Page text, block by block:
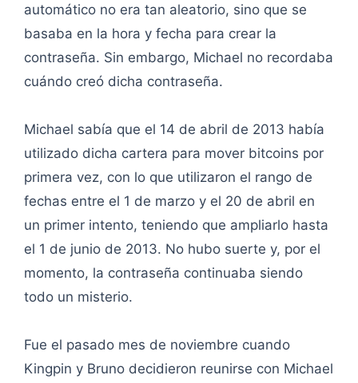
automático no era tan aleatorio, sino que se
basaba en la hora y fecha para crear la
contraseña. Sin embargo, Michael no recordaba
cuándo creó dicha contraseña.
Michael sabía que el 14 de abril de 2013 había
utilizado dicha cartera para mover bitcoins por
primera vez, con lo que utilizaron el rango de
fechas entre el 1 de marzo y el 20 de abril en
un primer intento, teniendo que ampliarlo hasta
el 1 de junio de 2013. No hubo suerte y, por el
momento, la contraseña continuaba siendo
todo un misterio.
Fue el pasado mes de noviembre cuando
Kingpin y Bruno decidieron reunirse con Michael